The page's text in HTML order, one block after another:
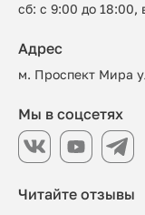
сб: с 9:00 до 18:00,
Читайте отзывы
Адрес
м. Проспект Мира
Мы в соцсетях